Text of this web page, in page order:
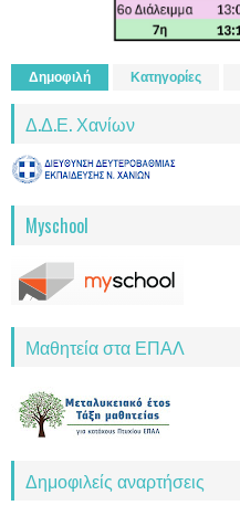
Δημοφιλή Κατηγορίες
Δ.Δ.Ε. Χανίων
Myschool
Μαθητεία στα ΕΠΑΛ
Δημοφιλείς αναρτήσεις